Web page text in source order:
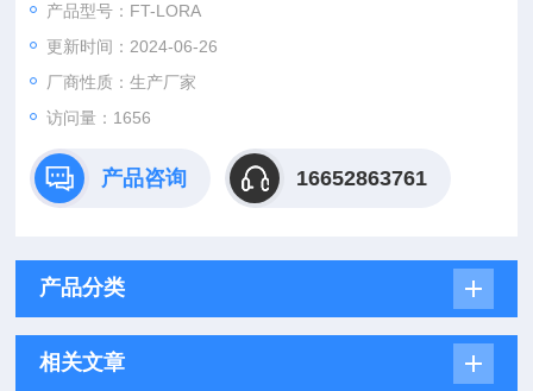
产品型号：FT-LORA
更新时间：2024-06-26
厂商性质：生产厂家
访问量：1656
产品咨询 16652863761
产品分类
相关文章